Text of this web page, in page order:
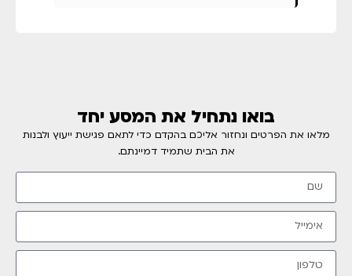
בואו נתחיל את המסע יחד
מלאו את הפרטים ונחזור אליכם בהקדם כדי לתאם פגישת ייעוץ ולבנות
את הבית שתמיד דמיינתם.